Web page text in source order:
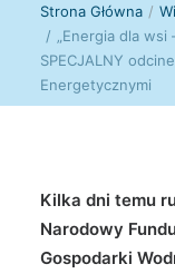
Strona Główna
„Energia dla
SPECJALNY
Energetycznymi
Kilka dni temu
Narodowy
Gospodarki